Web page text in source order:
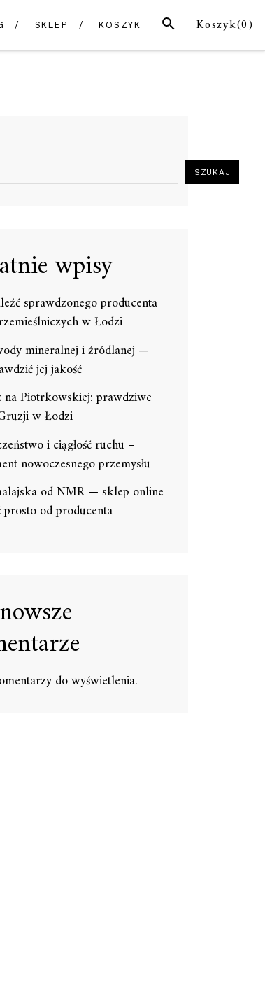
Koszyk(0)
SZUKAJ
SKLEP KOSZYK
SZUKAJ
wpisy
sprawdzonego producenta
w Łodzi
mineralnej i źródlanej —
jej jakość
na Piotrkowskiej: prawdziwe
w Łodzi
i ciągłość ruchu –
nowoczesnego przemysłu
od NMR — sklep online
prosto od producenta
do wyświetlenia.